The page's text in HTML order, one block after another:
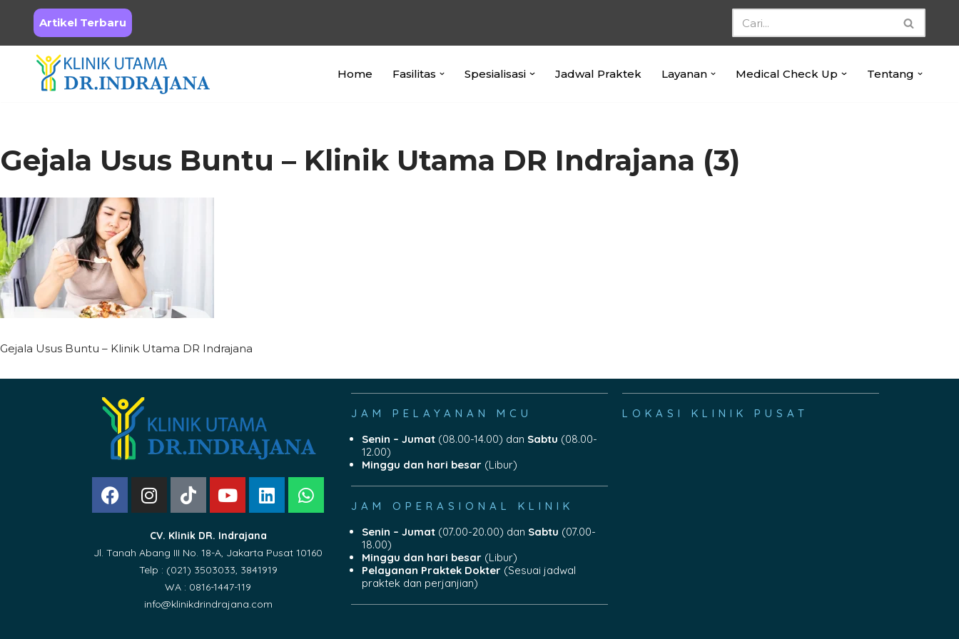
content
Artikel Terbaru
Home Fasilitas Spesialisasi Jadwal Praktek Layanan Medical Check Up Tentang
Gejala Usus Buntu – Klinik Utama DR Indrajana (3)
Gejala Usus Buntu – Klinik Utama DR Indrajana
CV. Klinik DR. Indrajana
Jl. Tanah Abang III No. 18-A, Jakarta Pusat 10160
Telp : (021) 3503033, 3841919
WA : 0816-1447-119
info@klinikdrindrajana.com
JAM PELAYANAN MCU
Senin – Jumat(08.00-14.00) dan Sabtu (08.00-
12.00)
Minggu dan hari besar(Libur)
JAM OPERASIONAL KLINIK
Senin – Jumat(07.00-20.00) dan Sabtu (07.00-
18.00)
Minggu dan hari besar(Libur)
Pelayanan Praktek Dokter(Sesuai jadwal
praktek dan perjanjian)
LOKASI KLINIK PUSAT